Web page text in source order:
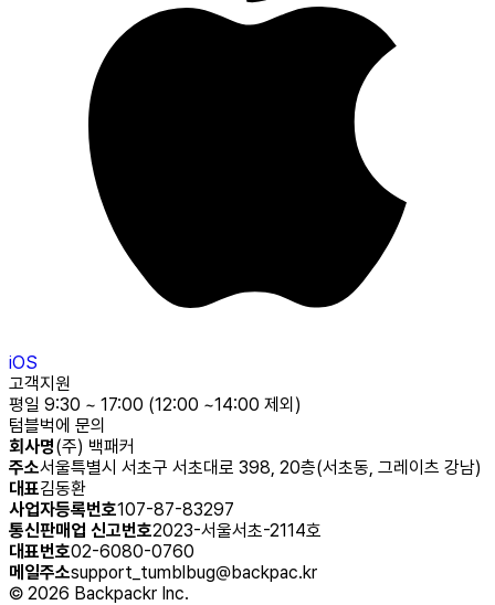
iOS
고객지원
평일 9:30 ~ 17:00 (12:00 ~14:00 제외)
텀블벅에 문의
회사명(주) 백패커
주소서울특별시 서초구 서초대로 398, 20층(서초동, 그레이츠 강남)
대표김동환
사업자등록번호107-87-83297
통신판매업 신고번호2023-서울서초-2114호
대표번호02-6080-0760
메일주소support_tumblbug@backpac.kr
© 2026 Backpackr Inc.